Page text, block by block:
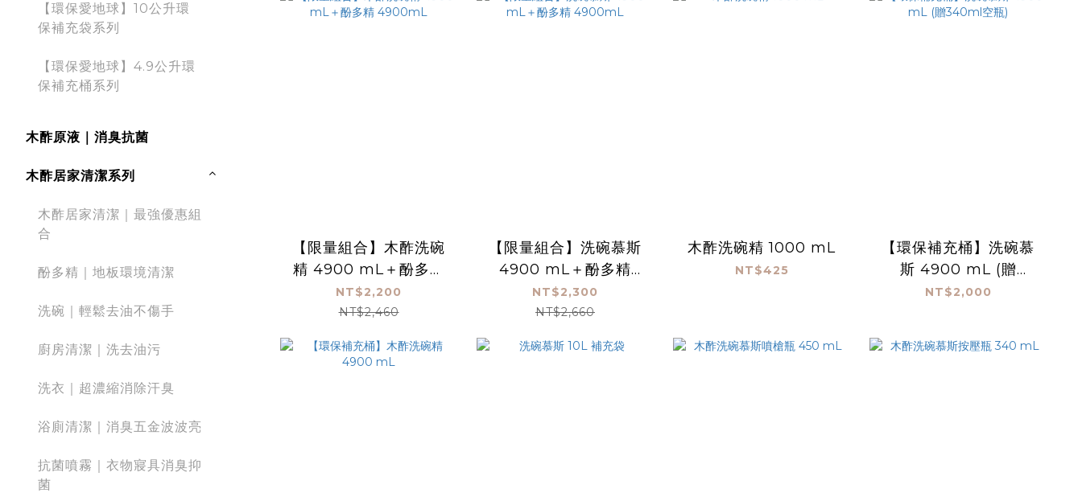
【環保愛地球】10公升環
保補充袋系列
【環保愛地球】4.9公升環
保補充桶系列
木酢原液｜消臭抗菌
木酢居家清潔系列
木酢居家清潔｜最強優惠組
合
酚多精｜地板環境清潔
洗碗｜輕鬆去油不傷手
廚房清潔｜洗去油污
洗衣｜超濃縮消除汗臭
浴廁清潔｜消臭五金波波亮
抗菌噴霧｜衣物寢具消臭抑
菌
【限量組合】木酢洗碗
精 4900 mL＋酚多精
4900mL
NT$2,200
NT$2,460
【限量組合】洗碗慕斯
4900 mL＋酚多精
4900mL
NT$2,300
NT$2,660
木酢洗碗精 1000 mL
NT$425
【環保補充桶】洗碗慕
斯 4900 mL (贈
340ml空瓶)
NT$2,000